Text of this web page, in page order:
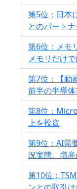
第5位：日本
とのパート
第6位：メモ
メモリだけ
第7位：【動
前半の半導
第8位：
上を投資
第9位：AI需
況実態、増
第10位：